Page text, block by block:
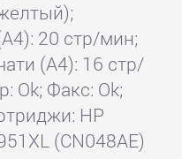
20 стр/мин;
(А4): 16 стр/
Ok; Факс: Ok;
HP
(CN048AE)